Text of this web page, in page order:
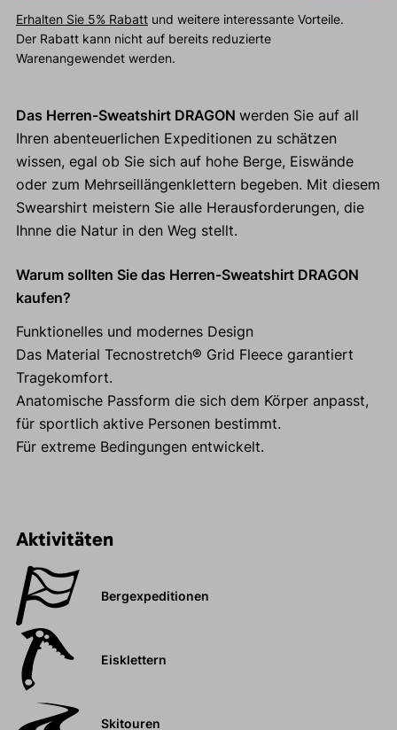
Erhalten Sie 5% Rabattund weitere interessante Vorteile.
Der Rabatt kann nicht auf bereits reduzierte
Warenangewendet werden.
Das Herren-Sweatshirt DRAGON werden Sie auf all
Ihren abenteuerlichen Expeditionen zu schätzen
wissen, egal ob Sie sich auf hohe Berge, Eiswände
oder zum Mehrseillängenklettern begeben. Mit diesem
Swearshirt meistern Sie alle Herausforderungen, die
Ihnne die Natur in den Weg stellt.
Warum sollten Sie das Herren-Sweatshirt DRAGON
kaufen?
Funktionelles und modernes Design
Das Material Tecnostretch® Grid Fleece garantiert
Tragekomfort.
Anatomische Passform die sich dem Körper anpasst,
für sportlich aktive Personen bestimmt.
Für extreme Bedingungen entwickelt.
Aktivitäten
Bergexpeditionen
Eisklettern
Skitouren